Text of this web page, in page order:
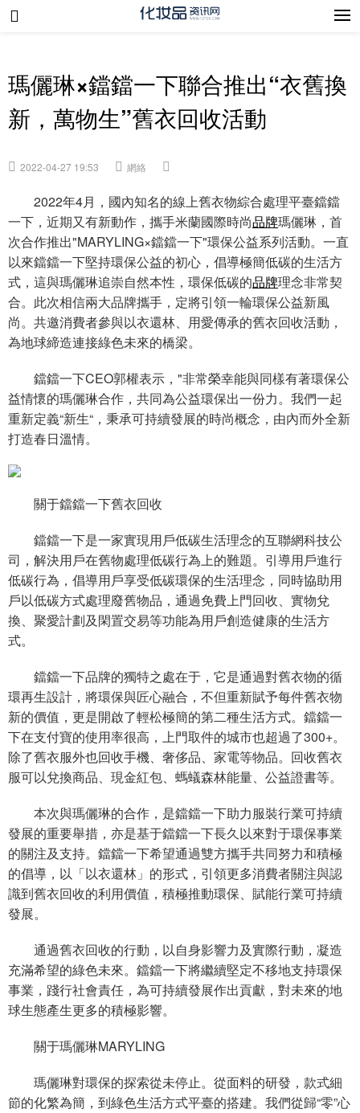
瑪儷琳×鐺鐺一下聯合推出“衣舊換
新，萬物生”舊衣回收活動
2022-04-27 19:53 網絡
2022年4月，國內知名的線上舊衣物綜合處理平臺鐺鐺
一下，近期又有新動作，攜手米蘭國際時尚品牌瑪儷琳，首
次合作推出"MARYLING×鐺鐺一下"環保公益系列活動。一直
以來鐺鐺一下堅持環保公益的初心，倡導極簡低碳的生活方
式，這與瑪儷琳追崇自然本性，環保低碳的品牌理念非常契
合。此次相信兩大品牌攜手，定將引領一輪環保公益新風
尚。共邀消費者參與以衣還林、用愛傳承的舊衣回收活動，
為地球締造連接綠色未來的橋梁。
鐺鐺一下CEO郭權表示，"非常榮幸能與同樣有著環保公
益情懷的瑪儷琳合作，共同為公益環保出一份力。我們一起
重新定義“新生“，秉承可持續發展的時尚概念，由內而外全新
打造春日溫情。
關于鐺鐺一下舊衣回收
鐺鐺一下是一家實現用戶低碳生活理念的互聯網科技公
司，解決用戶在舊物處理低碳行為上的難題。引導用戶進行
低碳行為，倡導用戶享受低碳環保的生活理念，同時協助用
戶以低碳方式處理廢舊物品，通過免費上門回收、實物兌
換、聚愛計劃及閑置交易等功能為用戶創造健康的生活方
式。
鐺鐺一下品牌的獨特之處在于，它是通過對舊衣物的循
環再生設計，將環保與匠心融合，不但重新賦予每件舊衣物
新的價值，更是開啟了輕松極簡的第二種生活方式。鐺鐺一
下在支付寶的使用率很高，上門取件的城市也超過了300+。
除了舊衣服外也回收手機、奢侈品、家電等物品。回收舊衣
服可以兌換商品、現金紅包、螞蟻森林能量、公益證書等。
本次與瑪儷琳的合作，是鐺鐺一下助力服裝行業可持續
發展的重要舉措，亦是基于鐺鐺一下長久以來對于環保事業
的關注及支持。鐺鐺一下希望通過雙方攜手共同努力和積極
的倡導，以「以衣還林」的形式，引領更多消費者關注與認
識到舊衣回收的利用價值，積極推動環保、賦能行業可持續
發展。
通過舊衣回收的行動，以自身影響力及實際行動，凝造
充滿希望的綠色未來。鐺鐺一下將繼續堅定不移地支持環保
事業，踐行社會責任，為可持續發展作出貢獻，對未來的地
球生態產生更多的積極影響。
關于瑪儷琳MARYLING
瑪儷琳對環保的探索從未停止。從面料的研發，款式細
節的化繁為簡，到綠色生活方式平臺的搭建。我們從歸“零”心